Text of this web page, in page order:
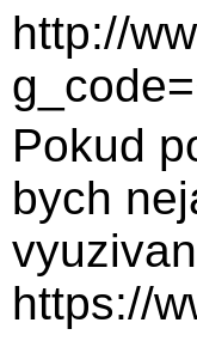
http://
Pokud
bych
https://